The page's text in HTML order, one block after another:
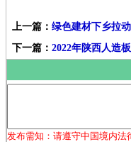
上一篇： 绿色建材下乡拉
下一篇： 2022年陕西人造
发布需知：请遵守中国境内法